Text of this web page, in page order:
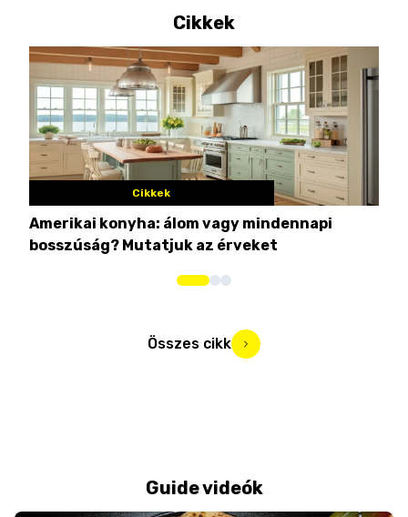
Cikkek
Cikkek
Amerikai konyha: álom vagy mindennapi
bosszúság? Mutatjuk az érveket
Összes cikk
Guide videók